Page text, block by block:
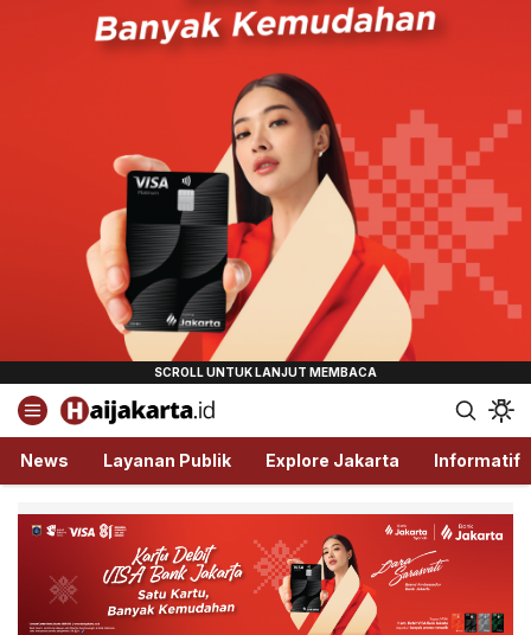
Haijakarta.id
Semua Tentang Jakarta Ada Disini!
News Layanan Publik Explore Jakarta Informatif